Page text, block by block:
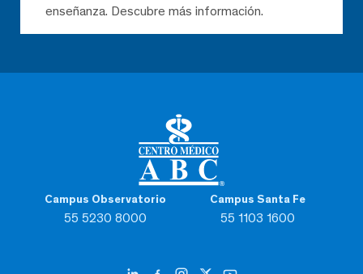
Campus Observatorio
55 5230 8000
Campus Santa Fe
55 1103 1600
enseñanza. Descubre más información.